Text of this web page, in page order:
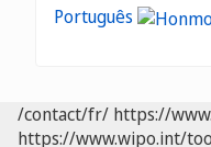
Português
/contact/fr/ https://
https://www.wipo.int/